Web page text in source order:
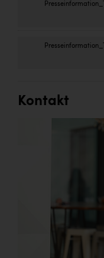
Kontakt